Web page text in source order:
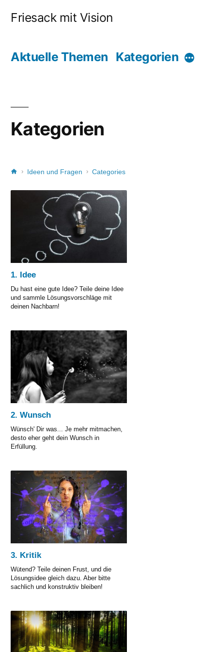
Friesack mit Vision
Aktuelle Themen Kategorien
Kategorien
Ideen und Fragen Categories
1. Idee
Du hast eine gute Idee? Teile deine Idee
und sammle Lösungsvorschläge mit
deinen Nachbarn!
21 Questions
2. Wunsch
Wünsch' Dir was... Je mehr mitmachen,
desto eher geht dein Wunsch in
Erfüllung.
3 Questions
3. Kritik
Wütend? Teile deinen Frust, und die
Lösungsidee gleich dazu. Aber bitte
sachlich und konstruktiv bleiben!